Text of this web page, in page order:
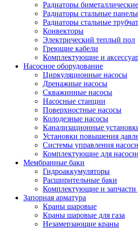
Радиаторы биметаллические
Радиаторы стальные
Радиаторы стальные
Конвекторы
Электрический теплый пол
Греющие кабели
Комплектующие и
Насосное оборудование
Циркуляционные насосы
Дренажные насосы
Скважинные насосы
Насосные станции
Поверхностные насосы
Колодезные насосы
Канализационные
Установки повышения
Системы управления
Комплектующие для
Мембранные баки
Гидроаккумуляторы
Расширительные баки
Комплектующие и
Запорная арматура
Краны шаровые
Краны шаровые для газа
Незамерзающие краны